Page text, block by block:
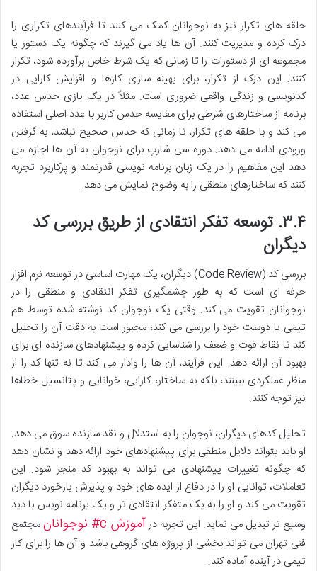
حلقه های تکرار نیز به نوجوانان کمک می کنند تا فرآیندهای تکراری را
درک کرده و مدیریت کنند. آن ها یاد می گیرند که چگونه یک دستور یا
مجموعه ای از دستورات را تا زمانی که یک شرط خاص برآورده شود، تکرار
کنند. این درک از تکرار، برای بهینه سازی کارها و افزایش کارایی در
کدنویسی و زندگی واقعی ضروری است. مثلاً در یک بازی حدس عدد،
برنامه از ساختارهای شرطی برای مقایسه حدس کاربر با عدد اصلی استفاده
می کند و با حلقه های تکرار، تا زمانی که حدس صحیح نباشد، به گرفتن
ورودی ادامه می دهد. دوره سی شارپ برای نوجوان به آن ها اجازه می
دهد این مفاهیم را در یک زبان برنامه نویسی قدرتمند و پرکاربرد تجربه
کنند که ساختارهای منطقی را به وضوح نمایش می دهد.
۳.۴. توسعه تفکر انتقادی از طریق بررسی کد
دیگران
بررسی کد (Code Review) دیگران، یک مهارت اساسی در توسعه نرم افزار
حرفه ای است که به طور چشمگیری تفکر انتقادی و منطقی را در
نوجوانان تقویت می کند. وقتی یک نوجوان کد نوشته شده توسط هم
تیمی یا دوست خود را بررسی می کند، مجبور است به دقت آن را تحلیل
کند تا نقاط قوت و ضعف را شناسایی کرده و پیشنهادهای سازنده ای برای
بهبود آن ارائه دهد. این فرآیند، آن ها را وادار می کند تا نه تنها کد را از
منظر عملکردی ببینند، بلکه به ساختار، کارایی، خوانایی و پتانسیل خطاها
نیز توجه کنند.
تحلیل کدهای دیگران، نوجوان را به استدلال و نقد سازنده سوق می دهد.
او باید بتواند دلایل منطقی برای پیشنهادهای خود ارائه دهد و نشان دهد
که چگونه تغییرات پیشنهادی می تواند به بهبود کد منجر شود. این
تعاملات، توانایی او را در دفاع از ایده های خود و پذیرش بازخورد دیگران
تقویت می کند و او را به یک متفکر انتقادی تر و یک برنامه نویس با دید
وسیع تر تبدیل می نماید. این تجربه درآموزش c# نوجوانان
مجتمع
فنی تهران می تواند بخشی از پروژه های گروهی باشد و آن ها را برای کار
تیمی در آینده آماده کند.